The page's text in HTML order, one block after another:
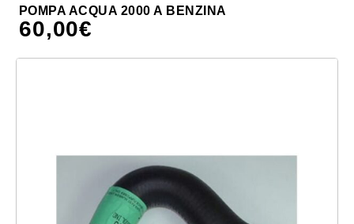
POMPA ACQUA 2000 A BENZINA
60,00€